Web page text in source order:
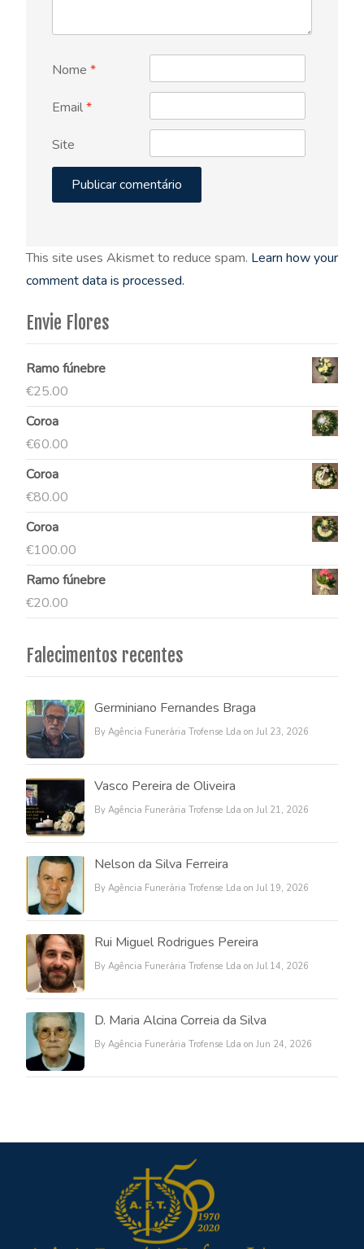
Nome *
Email*
Site
This site uses Akismet to reduce spam. Learn how your
comment data is processed.
Envie Flores
Ramo fúnebre
€25.00
Coroa
€60.00
Coroa
€80.00
Coroa
€100.00
Ramo fúnebre
€20.00
Falecimentos recentes
Germiniano Fernandes Braga
By Agência Funerária Trofense Lda on Jul 23, 2026
Vasco Pereira de Oliveira
By Agência Funerária Trofense Lda on Jul 21, 2026
Nelson da Silva Ferreira
By Agência Funerária Trofense Lda on Jul 19, 2026
Rui Miguel Rodrigues Pereira
By Agência Funerária Trofense Lda on Jul 14, 2026
D. Maria Alcina Correia da Silva
By Agência Funerária Trofense Lda on Jun 24, 2026